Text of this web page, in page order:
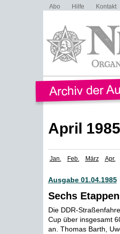
Abo Hilfe Kontakt
April 1985
Jan. Feb. März Apr.
Ausgabe 01.04.1985
Sechs
Die DDR-
Cup über insgesamt
an. Thomas Barth,